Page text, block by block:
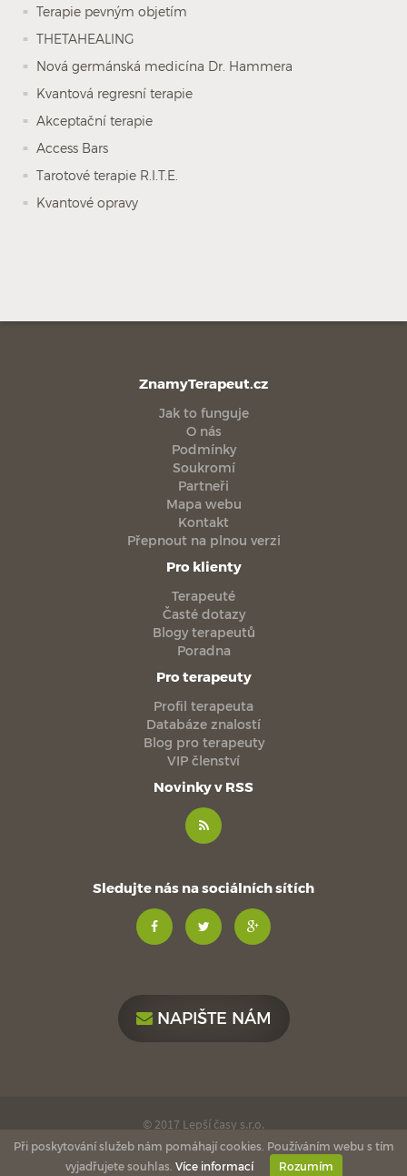
Terapie pevným objetím
THETAHEALING
Nová germánská medicína Dr. Hammera
Kvantová regresní terapie
Akceptační terapie
Access Bars
Tarotové terapie R.I.T.E.
Kvantové opravy
ZnamyTerapeut.cz
Jak to funguje
O nás
Podmínky
Soukromí
Partneři
Mapa webu
Kontakt
Přepnout na plnou verzi
Pro klienty
Terapeuté
Časté dotazy
Blogy terapeutů
Poradna
Pro terapeuty
Profil terapeuta
Databáze znalostí
Blog pro terapeuty
VIP členství
Novinky v RSS
Sledujte nás na sociálních sítích
NAPIŠTE NÁM
© 2017 Lepší časy s.r.o.
made with
love
byesmedia
Při poskytování služeb nám pomáhají cookies. Používáním webu s tím
vyjadřujete souhlas. Více informací Rozumím